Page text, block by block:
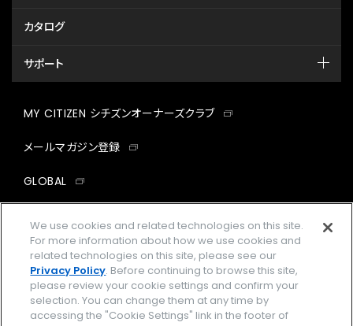
カタログ
サポート
MY CITIZEN シチズンオーナーズクラブ
メールマガジン登録
GLOBAL
facebookinstagramtwitter
企業情報 ご利用規約
プライバシーポリシー Cookies Settings
We use cookies and related technologies on this site.
For more information about how we use cookies and
related technologies on this site, please see our
Privacy Policy. Before continuing to browse this site,
please review your cookie settings and confirm your
selection. You can change them at any time by
accessing the "Cookie Settings" link in the footer of